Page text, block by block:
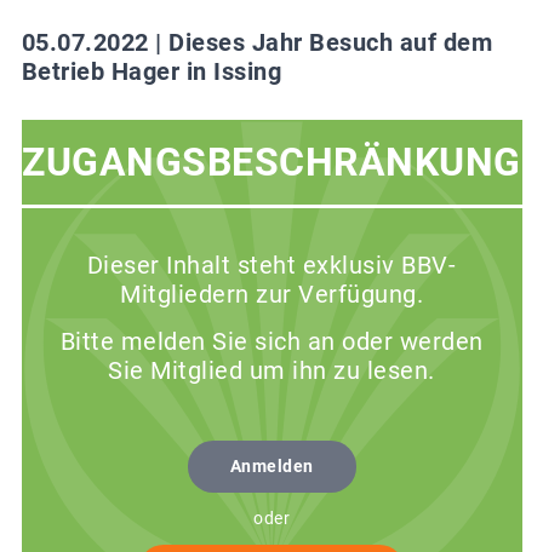
05.07.2022 | Dieses Jahr Besuch auf dem
Betrieb Hager in Issing
ZUGANGSBESCHRÄNKUNG
Dieser Inhalt steht exklusiv BBV-
Mitgliedern zur Verfügung.
Bitte melden Sie sich an oder werden
Sie Mitglied um ihn zu lesen.
Anmelden
oder